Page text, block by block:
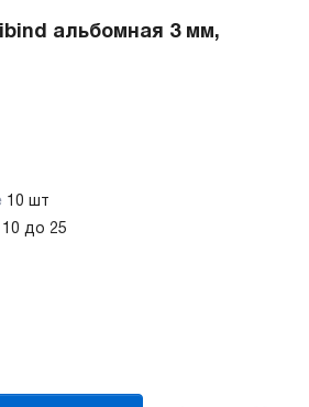
альбомная 3 мм,
10 шт
до 25